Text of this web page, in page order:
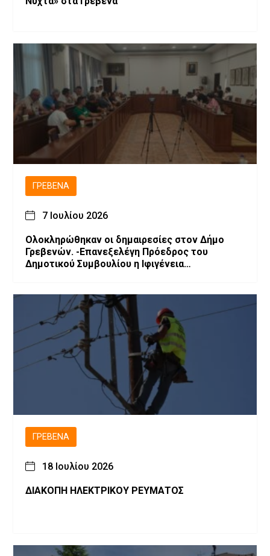
ΓΡΕΒΕΝΆ
7 Ιουλίου 2026
Ολοκληρώθηκαν οι δημαιρεσίες στον Δήμο
Γρεβενών. -Επανεξελέγη Πρόεδρος του
Δημοτικού Συμβουλίου η Ιφιγένεια
ΓΡΕΒΕΝΆ
18 Ιουλίου 2026
ΔΙΑΚΟΠΗ ΗΛΕΚΤΡΙΚΟΥ ΡΕΥΜΑΤΟΣ